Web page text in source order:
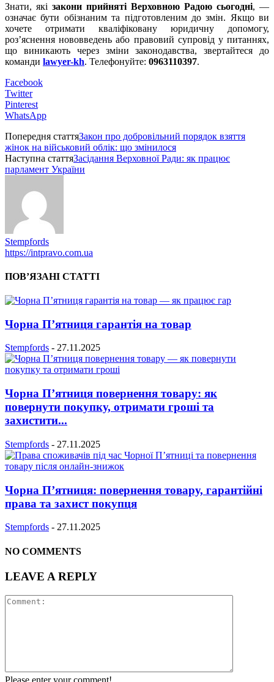
Знати, які закони прийняті Верховнoю Радою сьогодні, —
означає бути обізнаним та підготовленим до змін. Якщо ви
хочете отримати кваліфіковану юридичну допомогу,
роз’яснення нововведень або правовий супровід у питаннях,
що виникають через зміни законодавства, звертайтеся до
команди lawyer-kh. Телефонуйте: 0963110397.
Facebook
Twitter
Pinterest
WhatsApp
Попередня статтяЗакон про добровільний порядок взяття
жінок на військовий облік: що змінилося
Наступна статтяЗасідання Верховної Ради: як працює
парламент України
Stempfords
https://intpravo.com.ua
ПОВ’ЯЗАНІ СТАТТІ
Чорна П’ятниця гарантія на товар
Stempfords - 27.11.2025
Чорна П’ятниця повернення товару: як
повернути покупку, отримати гроші та
захистити...
Stempfords - 27.11.2025
Чорна П’ятниця: повернення товару, гарантійні
права та захист покупця
Stempfords - 27.11.2025
NO COMMENTS
LEAVE A REPLY
Please enter your comment!